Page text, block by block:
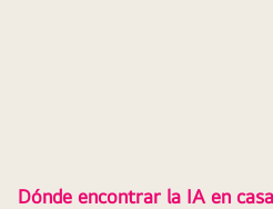
Dónde encontrar la IA en casa